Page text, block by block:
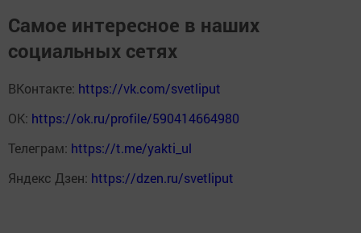
Самое интересное в наших
социальных сетях
ВКонтакте: https://vk.com/svetliput
ОК: https://ok.ru/profile/590414664980
Телеграм: https://t.me/yakti_ul
Яндекс Дзен: https://dzen.ru/svetliput